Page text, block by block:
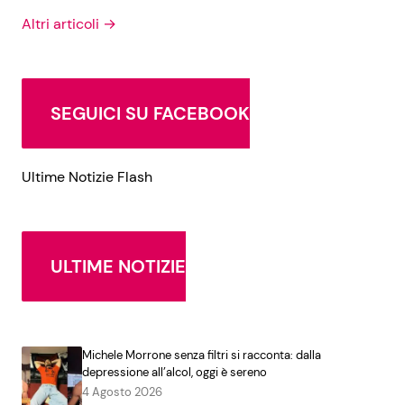
Altri articoli →
SEGUICI SU FACEBOOK
Ultime Notizie Flash
ULTIME NOTIZIE
Michele Morrone senza filtri si racconta: dalla
depressione all’alcol, oggi è sereno
4 Agosto 2026